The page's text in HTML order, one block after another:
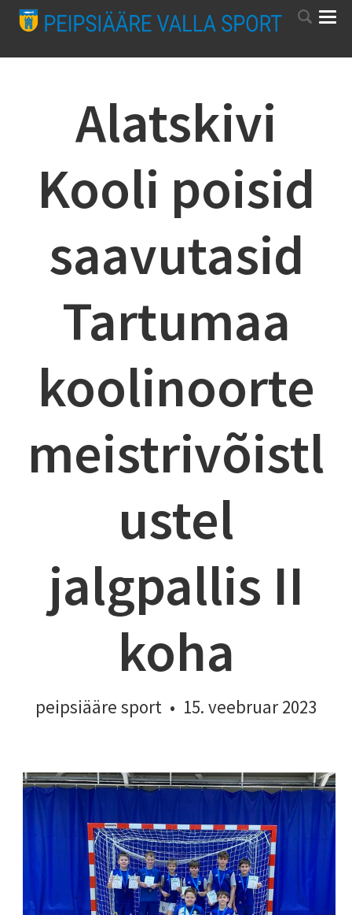
Alatskivi
Kooli poisid
saavutasid
Tartumaa
koolinoorte
meistrivõistl
ustel
jalgpallis II
koha
peipsiääre sport • 15. veebruar 2023